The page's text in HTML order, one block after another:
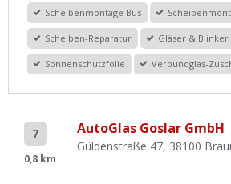
Scheibenmontage Bus
Scheiben-Reparatur Gläser & Blinker
Sonnenschutzfolie Verbundglas-
7
0,8 km
AutoGlas Goslar GmbH
Güldenstraße 47, 38100